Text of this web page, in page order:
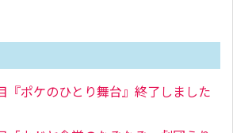
『ポケのひとり舞台』終了しました